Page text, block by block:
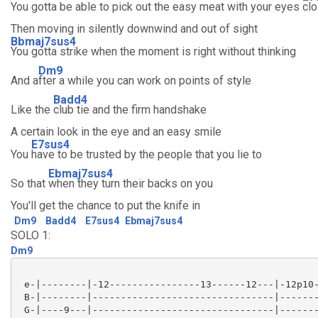
You gotta be able to pick out the easy meat with your eyes
Then moving in silently downwind and out of sight
Bbmaj7sus4
You gotta strike when the moment is right without thinking
And a
Dm9
fter a while you can work on points of style
Like the
Badd4
club tie and the firm handshake
A certain look in the eye and an easy smile
You
E7sus4
have to be trusted by the people that you lie to
So that
Ebmaj7sus4
when they turn their backs on you
You'll get the chance to put the knife in
Dm9 Badd4 E7sus4 Ebmaj7sus4
SOLO 1:
Dm9
e-|--------|-12----------------13------12---|-
B-|--------|--------------------------------
G-|----9---|--------------------------------